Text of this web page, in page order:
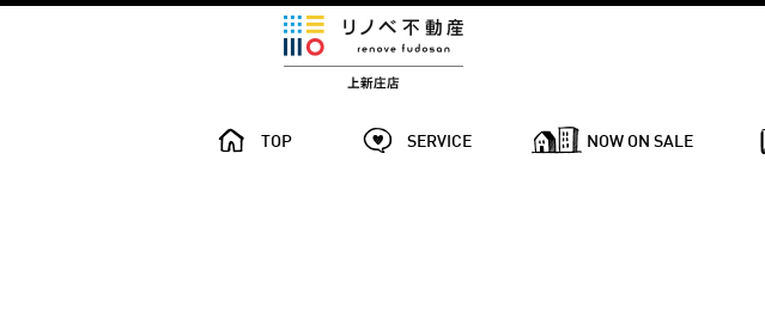
TOP SERVICE NOW ON SALE